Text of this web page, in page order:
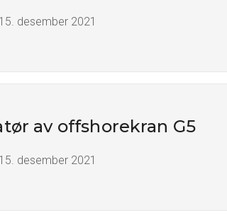
15. desember 2021
av offshorekran G5
15. desember 2021